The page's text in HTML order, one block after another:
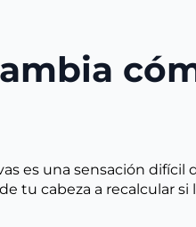
es una sensación difícil
tu cabeza a recalcular